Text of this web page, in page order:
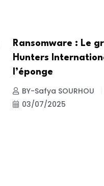
Ransomware : Le
Hunters
l’éponge
BY-Safya SOURHOU
03/07/2025